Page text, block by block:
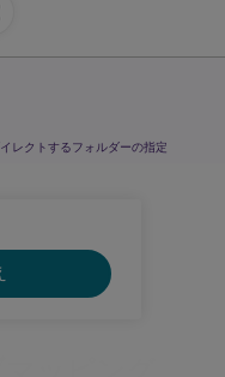
レクトするフォルダーの指定